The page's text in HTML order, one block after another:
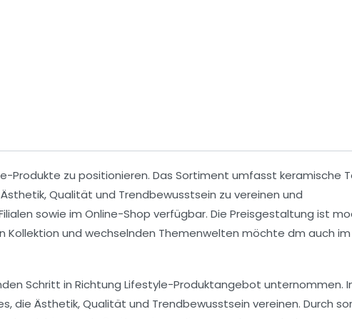
Produkte zu positionieren. Das Sortiment umfasst keramische
Qualität und Trendbewusstsein zu vereinen und
sowie im Online-Shop verfügbar. Die Preisgestaltung ist
und wechselnden Themenwelten möchte dm auch im
Schritt in Richtung Lifestyle-Produktangebot unternommen.
die Ästhetik, Qualität und Trendbewusstsein vereinen. Durch